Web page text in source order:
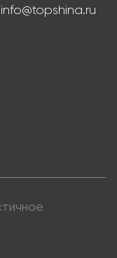
info@topshina.ru